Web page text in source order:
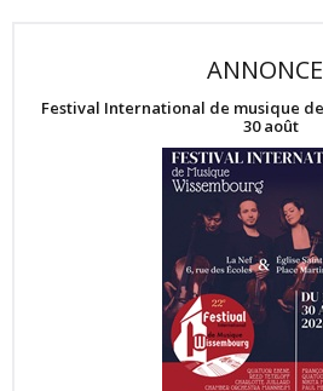
Festival International de musique
30 août